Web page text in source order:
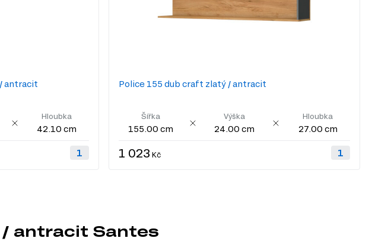
antracit
Hloubka
42.10 cm
Police 155 dub craft zlatý / antracit
Šířka
155.00 cm
Výška
24.00 cm
Hloubka
27.00 cm
1 023 Kč
/ antracit Santes